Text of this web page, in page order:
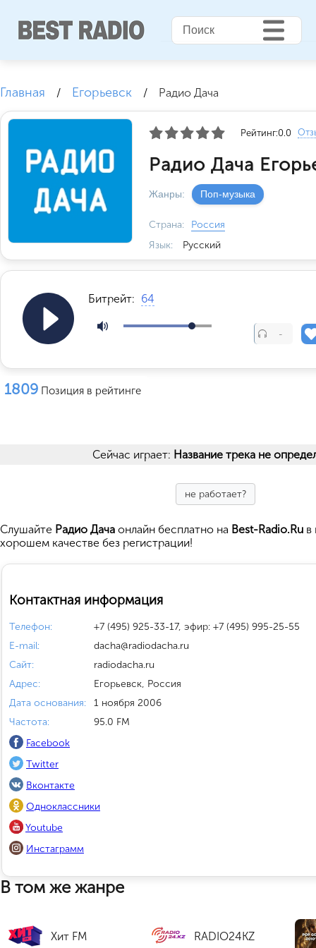
Главная / Егорьевск / Радио Дача
Рейтинг:0.0
Радио Дача
Жанры: Поп-музыка
Страна:
Россия
Язык:
Русский
Битрейт: 64
-
1809 Позиция в рейтинге
Сейчас играет: Название трека не
не работает?
Cлушайте Радио Дача онлайн бесплатно на Best-Radio.Ru в
хорошем качестве без регистрации!
Контактная информация
Телефон:
+7 (495) 925-33-17, эфир: +7 (495) 995-25-55
E-mail:
dacha@radiodacha.ru
Сайт:
radiodacha.ru
Адрес:
Егорьевск, Россия
Дата основания:
1 ноября 2006
Частота:
95.0 FM
Facebook
Twitter
Вконтакте
Одноклассники
Youtube
Инстаграмм
В том же жанре
Хит FM RADIO24KZ